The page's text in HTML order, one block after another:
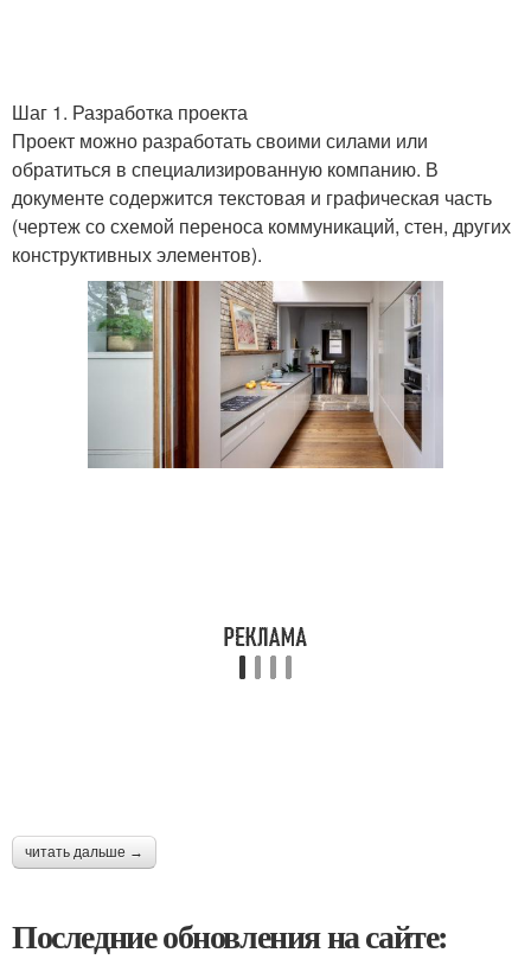
Шаг 1. Разработка проекта
Проект можно разработать своими силами или
обратиться в специализированную компанию. В
документе содержится текстовая и графическая часть
(чертеж со схемой переноса коммуникаций, стен, других
конструктивных элементов).
читать дальше →
Последние обновления на сайте: